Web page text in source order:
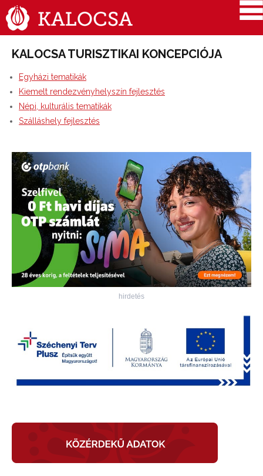
KALOCSA TURISZTIKAI KONCEPCIÓJA
Egyházi tematikák
Kiemelt rendezvényhelyszín fejlesztés
Népi, kulturális tematikák
Szálláshely fejlesztés
hirdetés